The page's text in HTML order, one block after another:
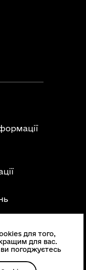
для того,
для вас.
погоджуєтесь